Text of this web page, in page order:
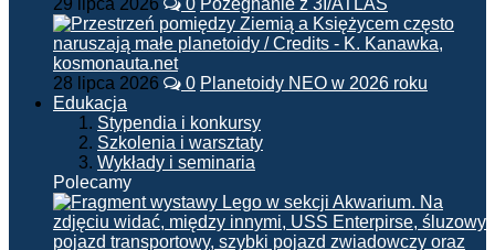
29 lipca 2026 0 Pożegnanie z 3I/ATLAS
28 lipca 2026 0 Planetoidy NEO w 2026 roku
Edukacja
Stypendia i konkursy
Szkolenia i warsztaty
Wykłady i seminaria
Polecamy